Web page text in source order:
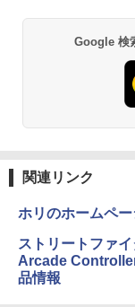
Google 検
関連リンク
ホリのホームペー
ストリートファ
Arcade
品情報